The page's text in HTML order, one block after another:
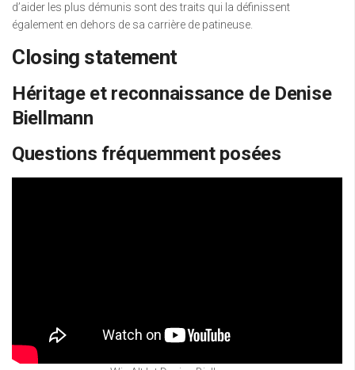
d’aider les plus démunis sont des traits qui la définissent
également en dehors de sa carrière de patineuse.
Closing statement
Héritage et reconnaissance de Denise
Biellmann
Questions fréquemment posées